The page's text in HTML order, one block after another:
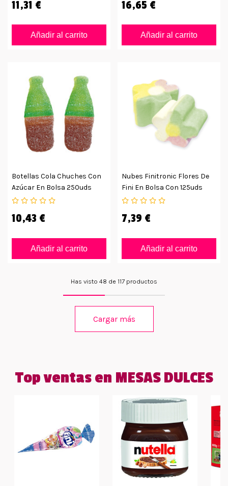
11,31 €
Añadir al carrito
16,65 €
Añadir al carrito
Botellas Cola Chuches Con
Azúcar En Bolsa 250uds
10,43 €
Añadir al carrito
Nubes Finitronic Flores De
Fini En Bolsa Con 125uds
7,39 €
Añadir al carrito
Has visto 48 de 117 productos
Cargar más
Top ventas en MESAS DULCES